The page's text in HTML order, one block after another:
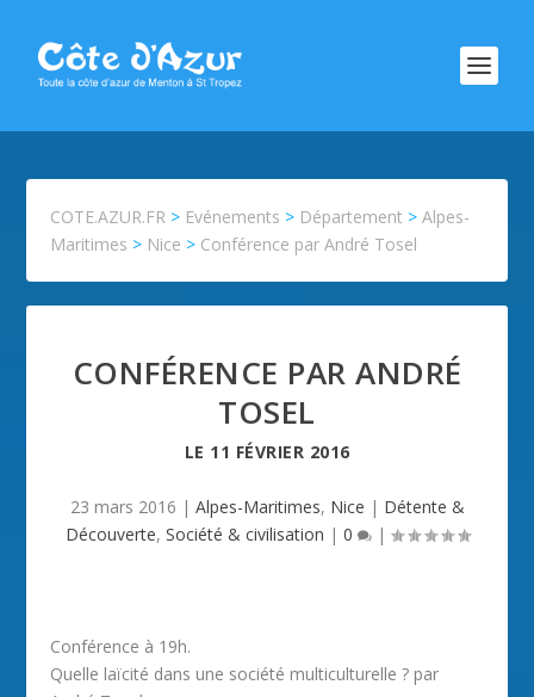
COTE.AZUR.FR > Evénements > Département >Alpes-
Maritimes > Nice > Conférence par André Tosel
CONFÉRENCE PAR ANDRÉ
TOSEL
LE 11 FÉVRIER 2016
23 mars 2016 | Alpes-Maritimes, Nice | Détente &
Découverte, Société & civilisation | 0 |
Conférence à 19h.
Quelle laïcité dans une société multiculturelle ? par